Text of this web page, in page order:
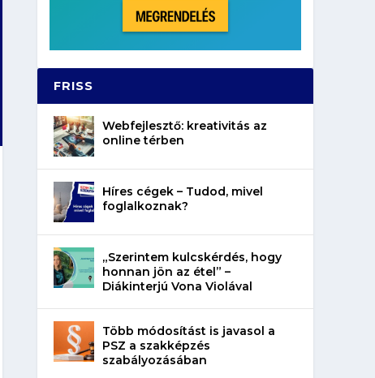
FRISS
Webfejlesztő: kreativitás az
online térben
Híres cégek – Tudod, mivel
foglalkoznak?
„Szerintem kulcskérdés, hogy
honnan jön az étel” –
Diákinterjú Vona Violával
Több módosítást is javasol a
PSZ a szakképzés
szabályozásában